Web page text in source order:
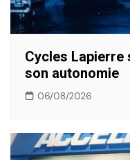
Cycles Lapierre
son autonomie
06/08/2026